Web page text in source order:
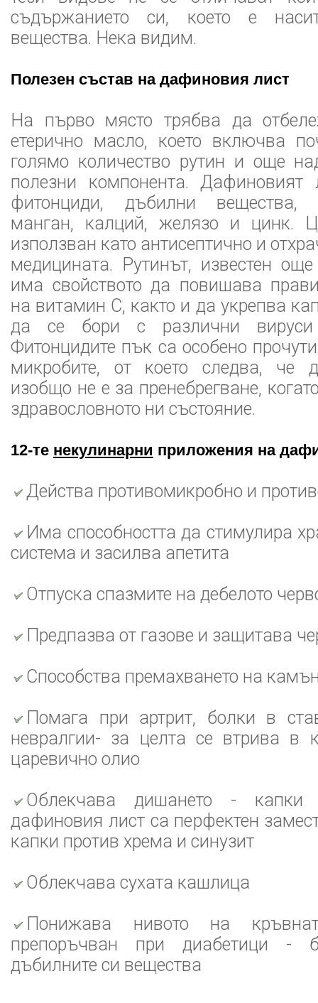
съдържанието си, което е
вещества. Нека видим.
Полезен състав на дафиновия лист
На първо място трябва да
етерично масло, което включва
голямо количество рутин и още
полезни компонента.
фитонциди, дъбилни вещества,
манган, калций, желязо и цинк.
използван като антисептично и
медицината. Рутинът, известен
има свойството да повишава
на витамин C, както и да укрепва
да се бори с различни
Фитонцидите пък са особено
микробите, от което следва, че
изобщо не е за пренебрегване,
здравословното ни състояние.
12-те некулинарни приложения на
Действа противомикробно и
Има способността да стимулира
система и засилва апетита
Отпуска спазмите на дебелото
Предпазва от газове и защитава
Способства премахването на
Помага при артрит, болки в
невралгии- за целта се втрива в
царевично олио
Облекчава дишането -
дафиновия лист са перфектен
капки против хрема и синузит
Облекчава сухата кашлица
Понижава нивото на
препоръчван при диабетици -
дъбилните си вещества